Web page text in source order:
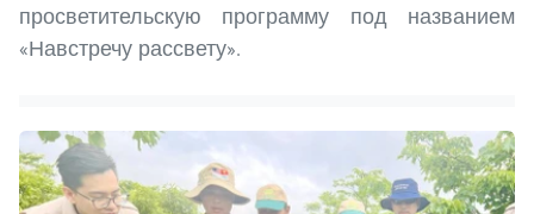
просветительскую программу под названием
«Навстречу рассвету».